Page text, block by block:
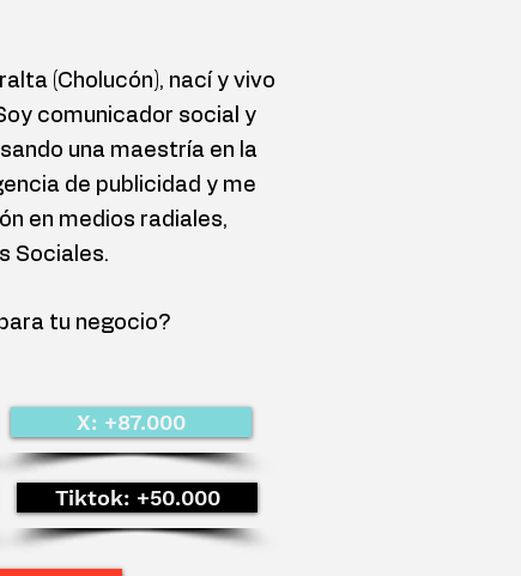
(Cholucón), nací y vivo
comunicador social y
una maestría en la
de publicidad y me
en medios radiales,
Sociales.
tu negocio?
X: +87.000
Tiktok: +50.000